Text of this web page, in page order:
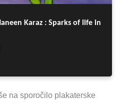
na sporočilo plakaterske